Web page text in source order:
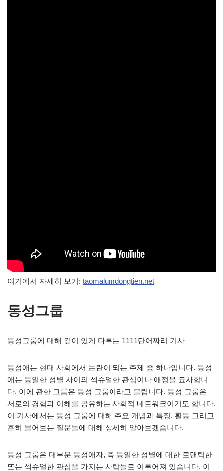
여기에서 자세히 보기: taomalumdongtien.net
동성그룹
동성그룹에 대해 깊이 있게 다루는 1111단어짜리 기사
동성애는 현대 사회에서 논란이 되는 주제 중 하나입니다. 동성
애는 동일한 성별 사이의 섹슈얼한 관심이나 애정을 묘사합니
다. 이에 관한 그룹은 동성 그룹이라고 불립니다. 동성 그룹은
서로의 경험과 이해를 공유하는 사회적 네트워크이기도 합니다.
이 기사에서는 동성 그룹에 대해 주요 개념과 특징, 활동 그리고
흔히 물어보는 질문들에 대해 상세히 알아보겠습니다.
동성 그룹은 대부분 동성애자, 즉 동일한 성별에 대한 로맨틱한
또는 섹슈얼한 관심을 가지는 사람들로 이루어져 있습니다. 이